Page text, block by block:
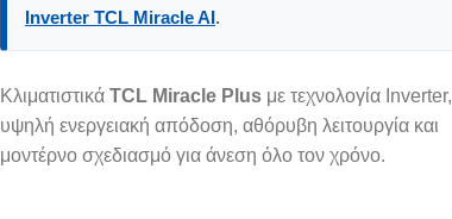
Inverter TCL Miracle AI.
Κλιματιστικά TCL Miracle Plus με τεχνολογία Inverter,
υψηλή ενεργειακή απόδοση, αθόρυβη λειτουργία και
μοντέρνο σχεδιασμό για άνεση όλο τον χρόνο.